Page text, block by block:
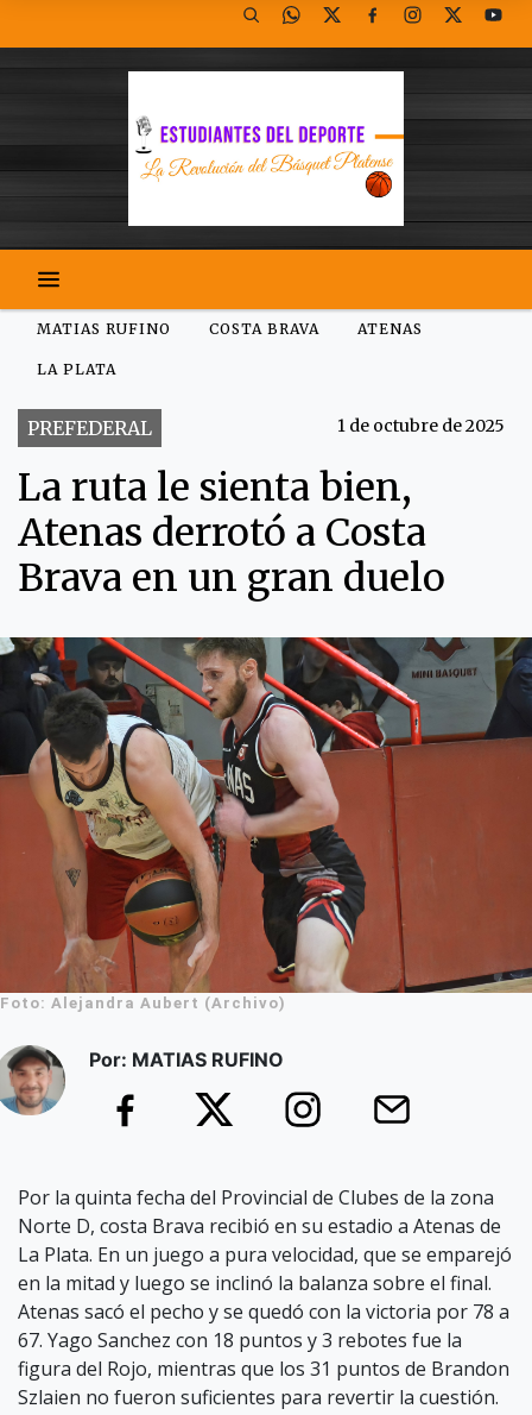
MATIAS RUFINO COSTA BRAVA ATENAS
LA PLATA
PREFEDERAL 1 de octubre de 2025
La ruta le sienta bien,
Atenas derrotó a Costa
Brava en un gran duelo
Foto: Alejandra Aubert (Archivo)
Por: MATIAS RUFINO
Por la quinta fecha del Provincial de Clubes de la zona
Norte D, costa Brava recibió en su estadio a Atenas de
La Plata. En un juego a pura velocidad, que se emparejó
en la mitad y luego se inclinó la balanza sobre el final.
Atenas sacó el pecho y se quedó con la victoria por 78 a
67. Yago Sanchez con 18 puntos y 3 rebotes fue la
figura del Rojo, mientras que los 31 puntos de Brandon
Szlaien no fueron suficientes para revertir la cuestión.